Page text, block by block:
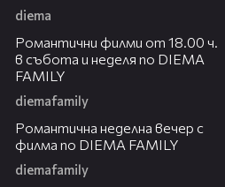
diema
Романтични филми от 18.00 ч.
в събота и неделя по DIEMA
FAMILY
diemafamily
Романтичнa неделна вечер с
филма по DIEMA FAMILY
diemafamily